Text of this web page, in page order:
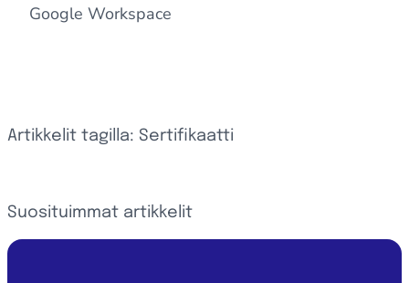
Google Workspace
Artikkelit tagilla: Sertifikaatti
Suosituimmat artikkelit